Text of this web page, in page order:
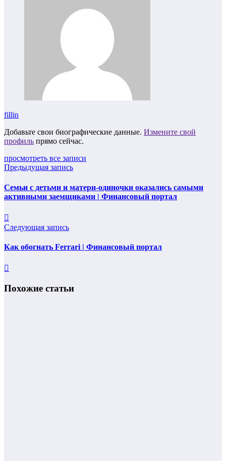
fillin
Добавьте свои биографические данные. Измените свой
профиль прямо сейчас.
просмотреть все записи
Предыдущая запись
Семьи с детьми и матери-одиночки оказались самыми
активными заемщиками | Финансовый портал
Следующая запись
Как обогнать Ferrari | Финансовый портал
Похожие статьи